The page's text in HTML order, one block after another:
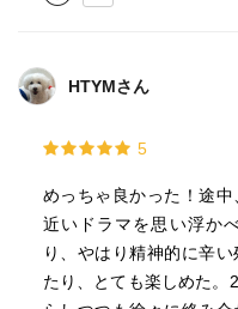
HTYMさん
5
めっちゃ良かった！途
近いドラマを思い浮か
り、やはり精神的に辛
たり、とても楽しめた。